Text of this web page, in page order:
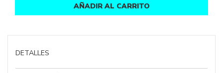
AÑADIR AL CARRITO
DETALLES